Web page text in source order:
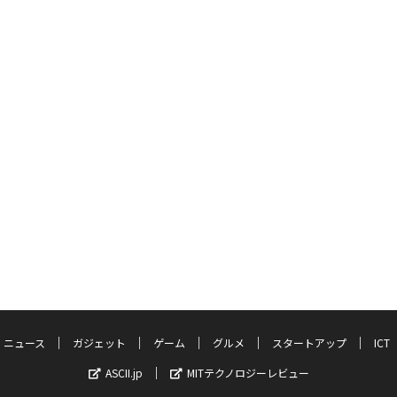
ニュース ガジェット ゲーム グルメ スタートアップ ICT
ASCII.jp
MITテクノロジーレビュー